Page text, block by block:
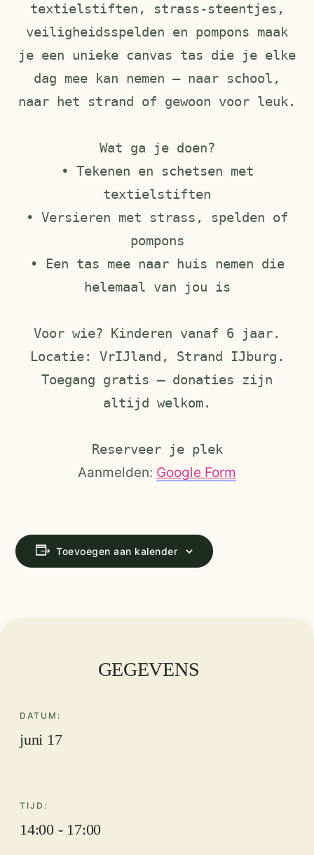
textielstiften, strass-steentjes,
veiligheidsspelden en pompons maak
je een unieke canvas tas die je elke
dag mee kan nemen — naar school,
naar het strand of gewoon voor leuk.
Wat ga je doen?
• Tekenen en schetsen met
textielstiften
• Versieren met strass, spelden of
pompons
• Een tas mee naar huis nemen die
helemaal van jou is
Voor wie? Kinderen vanaf 6 jaar.
Locatie: VrIJland, Strand IJburg.
Toegang gratis — donaties zijn
altijd welkom.
Reserveer je plek
Aanmelden: Google Form
Toevoegen aan kalender
GEGEVENS
DATUM:
juni 17
TIJD:
14:00 - 17:00